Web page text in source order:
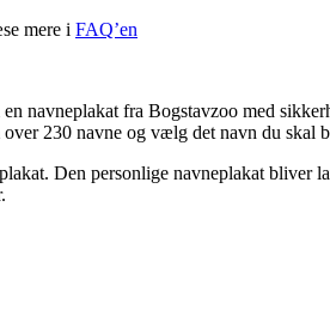
mere i FAQ’en
navneplakat fra Bogstavzoo med
230 navne og vælg det navn du
Den personlige navneplakat